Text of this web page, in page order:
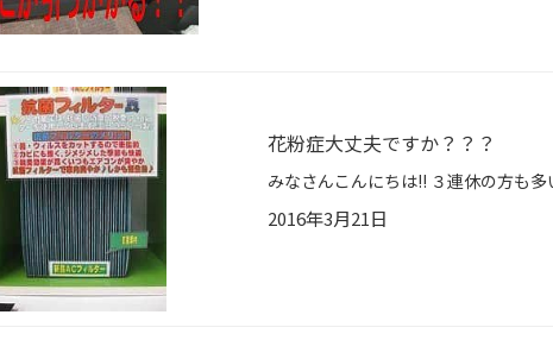
花粉症大丈夫ですか？？？
2016年3月21日